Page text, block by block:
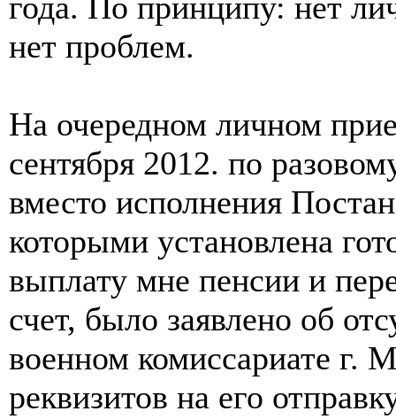
нет проблем.
На очередном личном
сентября 2012. по
вместо исполнения
которыми установлена
выплату мне пенсии и
счет, было заявлено об
военном комиссариате г.
реквизитов на его